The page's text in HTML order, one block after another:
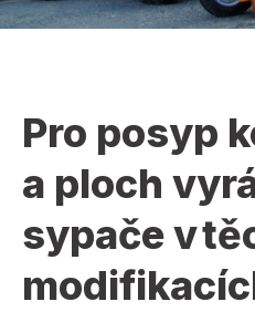
Pro posyp
a ploch
sypače v